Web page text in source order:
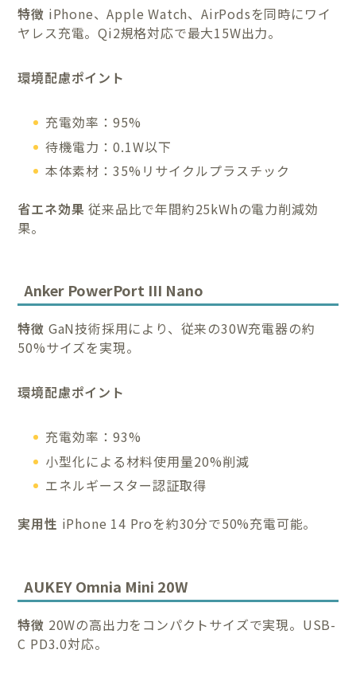
特徴 iPhone、Apple Watch、AirPodsを同時にワイ
ヤレス充電。Qi2規格対応で最大15W出力。
環境配慮ポイント
充電効率：95%
待機電力：0.1W以下
本体素材：35%リサイクルプラスチック
省エネ効果 従来品比で年間約25kWhの電力削減効
果。
Anker PowerPort III Nano
特徴 GaN技術採用により、従来の30W充電器の約
50%サイズを実現。
環境配慮ポイント
充電効率：93%
小型化による材料使用量20%削減
エネルギースター認証取得
実用性 iPhone 14 Proを約30分で50%充電可能。
AUKEY Omnia Mini 20W
特徴 20Wの高出力をコンパクトサイズで実現。USB-
C PD3.0対応。